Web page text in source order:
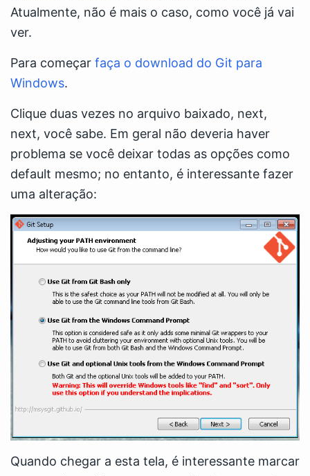
Atualmente, não é mais o caso, como você já vai
ver.
Para começar faça o download do Git para
Windows.
Clique duas vezes no arquivo baixado, next,
next, você sabe. Em geral não deveria haver
problema se você deixar todas as opções como
default mesmo; no entanto, é interessante fazer
uma alteração:
Quando chegar a esta tela, é interessante marcar